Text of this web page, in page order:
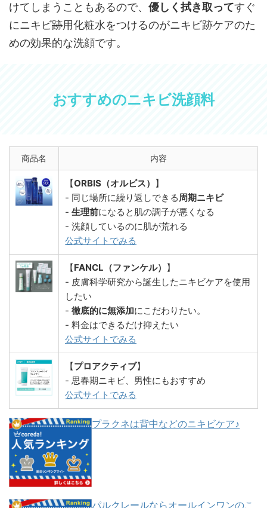
けてしまうこともあるので、 優しく拭き取ってすぐ
にニキビ跡用化粧水をつけるのがニキビ跡ケアのた
めの効果的な洗顔です。
おすすめのニキビ洗顔料
商品名 内容
【ORBIS（オルビス） 】
- 同じ場所に繰り返しできる周期ニキビ
- 生理前になると肌の調子が悪くなる
- 洗顔しているのに肌が荒れる
公式サイトでみる
【FANCL（ファンケル） 】
- 皮膚科学研究から誕生したニキビケアを使用
したい
- 徹底的に無添加にこだわりたい。
- 料金はできるだけ抑えたい
公式サイトでみる
【プロアクティブ】
- 思春期ニキビ、男性にもおすすめ
公式サイトでみる
プラクネは背中などのニキビケア♪
パルクレールならオールインワンのこ